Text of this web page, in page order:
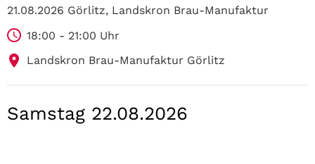
21.08.2026 Görlitz, Landskron Brau-Manufaktur
18:00 - 21:00 Uhr
Landskron Brau-Manufaktur Görlitz
Samstag 22.08.2026